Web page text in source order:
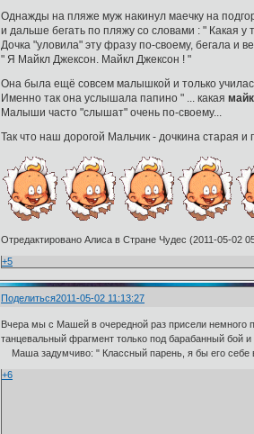
Однажды на пляже муж накинул маечку на
и дальше бегать по пляжу со словами : " Какая у
Дочка "уловила" эту фразу по-своему, бегала и
" Я Майкл Джексон. Майкл Джексон ! "
Она была ещё совсем малышкой и только
Именно так она услышала папино " ... какая
Малыши часто "слышат" очень по-своему...
Так что наш дорогой Мальчик - дочкина старая
Отредактировано Алиса в Стране Чудес (2011-05-02
+5
Поделиться2011-05-02 11:13:27
Вчера мы с Машей в очередной раз присели немного
танцевальный фрагмент только под барабанный бой
Маша задумчиво: " Классный парень, я бы его себе
+6